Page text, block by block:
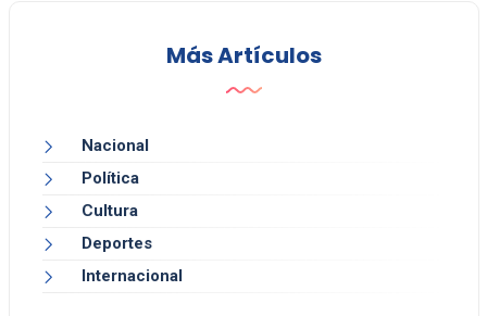
Más Artículos
Nacional
Política
Cultura
Deportes
Internacional